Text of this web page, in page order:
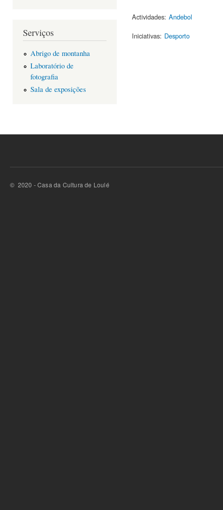
Serviços
Abrigo de montanha
Laboratório de
fotografia
Sala de exposições
Actividades: Andebol
Iniciativas: Desporto
© 2020 - Casa da Cultura de Loulé